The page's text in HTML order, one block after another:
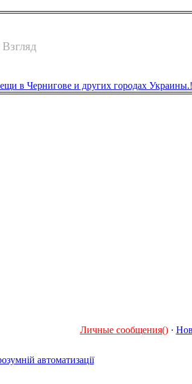
Личные сообщения()·
автоматизації